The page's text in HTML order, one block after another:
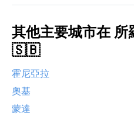
其他主要城市在 所
🇸🇧
霍尼亞拉
奧基
蒙達